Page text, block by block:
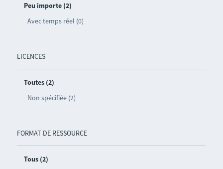
Peu importe (2)
Avec temps réel (0)
LICENCES
Toutes (2)
Non spécifiée (2)
FORMAT DE RESSOURCE
Tous (2)